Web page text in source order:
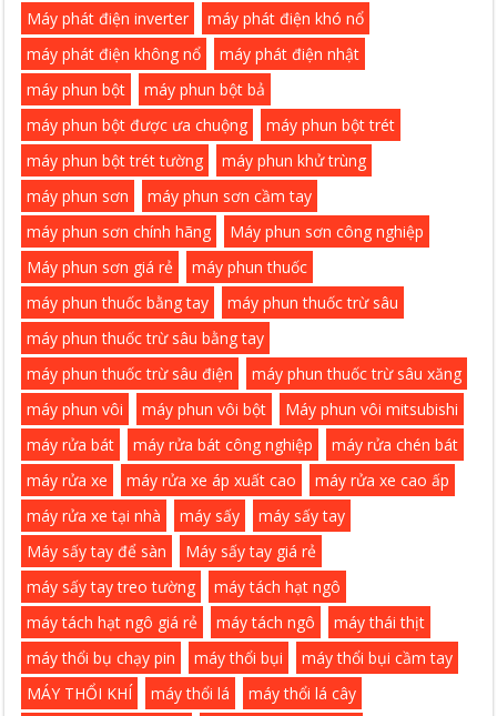
Máy phát điện inverter
máy phát điện khó nổ
máy phát điện không nổ
máy phát điện nhật
máy phun bột
máy phun bột bả
máy phun bột được ưa chuộng
máy phun bột trét
máy phun bột trét tường
máy phun khử trùng
máy phun sơn
máy phun sơn cầm tay
máy phun sơn chính hãng
Máy phun sơn công nghiệp
Máy phun sơn giá rẻ
máy phun thuốc
máy phun thuốc bằng tay
máy phun thuốc trừ sâu
máy phun thuốc trừ sâu bằng tay
máy phun thuốc trừ sâu điện
máy phun thuốc trừ sâu xăng
máy phun vôi
máy phun vôi bột
Máy phun vôi mitsubishi
máy rửa bát
máy rửa bát công nghiệp
máy rửa chén bát
máy rửa xe
máy rửa xe áp xuất cao
máy rửa xe cao ấp
máy rửa xe tại nhà
máy sấy
máy sấy tay
Máy sấy tay để sàn
Máy sấy tay giá rẻ
máy sấy tay treo tường
máy tách hạt ngô
máy tách hạt ngô giá rẻ
máy tách ngô
máy thái thịt
máy thổi bụ chạy pin
máy thổi bụi
máy thổi bụi cầm tay
MÁY THỔI KHÍ
máy thổi lá
máy thổi lá cây